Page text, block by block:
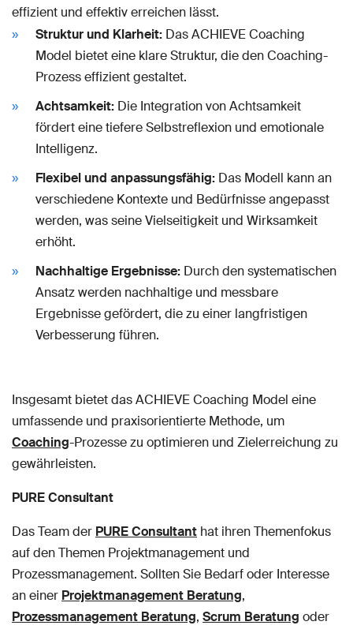
effizient und effektiv erreichen lässt.
Struktur und Klarheit: Das ACHIEVE Coaching
Model bietet eine klare Struktur, die den Coaching-
Prozess effizient gestaltet.
Achtsamkeit: Die Integration von Achtsamkeit
fördert eine tiefere Selbstreflexion und emotionale
Intelligenz.
Flexibel und anpassungsfähig: Das Modell kann an
verschiedene Kontexte und Bedürfnisse angepasst
werden, was seine Vielseitigkeit und Wirksamkeit
erhöht.
Nachhaltige Ergebnisse: Durch den systematischen
Ansatz werden nachhaltige und messbare
Ergebnisse gefördert, die zu einer langfristigen
Verbesserung führen.
Insgesamt bietet das ACHIEVE Coaching Model eine
umfassende und praxisorientierte Methode, um
Coaching-Prozesse zu optimieren und Zielerreichung zu
gewährleisten.
PURE Consultant
Das Team der PURE Consultant hat ihren Themenfokus
auf den Themen Projektmanagement und
Prozessmanagement. Sollten Sie Bedarf oder Interesse
an einer Projektmanagement Beratung,
Prozessmanagement Beratung, Scrum Beratung oder